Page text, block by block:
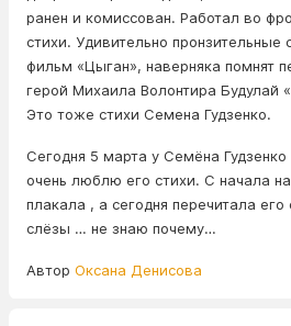
ранен и комиссован. Работал во
стихи. Удивительно пронзительные
фильм «Цыган», наверняка помнят
герой Михаила Волонтира Будулай
Это тоже стихи Семена Гудзенко.
Сегодня 5 марта у Семёна
очень люблю его стихи. С начала
плакала , а сегодня перечитала
слёзы … не знаю почему…
Автор Оксана Денисова